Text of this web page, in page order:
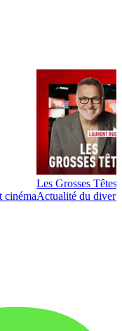
cinéma
Les Grosses Têtes
Actualité du